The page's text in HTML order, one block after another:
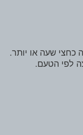
כחצי שעה או יותר.
לפי הטעם.